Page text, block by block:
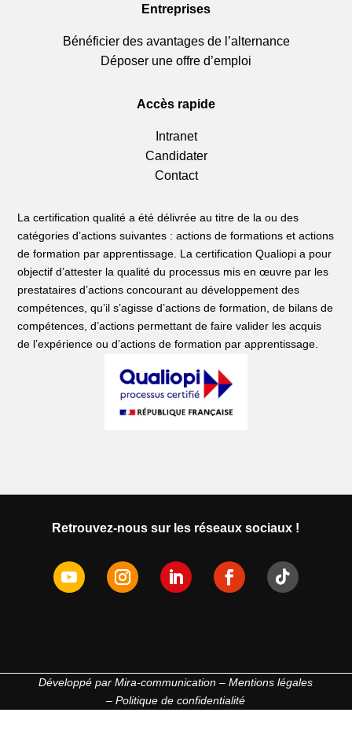
Entreprises
Bénéficier des avantages de l’alternance
Déposer une offre d’emploi
Accès rapide
Intranet
Candidater
Contact
La certification qualité a été délivrée au titre de la ou des
catégories d’actions suivantes : actions de formations et actions
de formation par apprentissage. La certification Qualiopi a pour
objectif d’attester la qualité du processus mis en œuvre par les
prestataires d’actions concourant au développement des
compétences, qu’il s’agisse d’actions de formation, de bilans de
compétences, d’actions permettant de faire valider les acquis
de l’expérience ou d’actions de formation par apprentissage.
Retrouvez-nous sur les réseaux sociaux !
Développé parMira-communication –Mentions légales
–Politique de confidentialité